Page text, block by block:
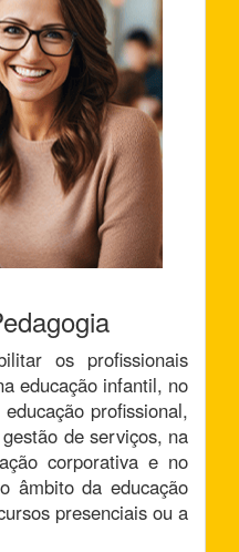
os profissionais
educação infantil, no
profissional,
de serviços, na
corporativa e no
âmbito da educação
presenciais ou a